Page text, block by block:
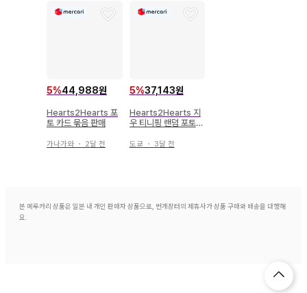
5%44,988원
Hearts2Hearts 포
토 카드 묶음 판매
가나가와 ・ 2달 전
5%37,143원
Hearts2Hearts 지
우 티니핑 랜덤 포토카
도쿄 ・ 3달 전
본 메루카리 상품은 일본 내 개인 판매자 상품으로, 번개장터의 제휴사가 상품 구매와 배송을 대행해
요.